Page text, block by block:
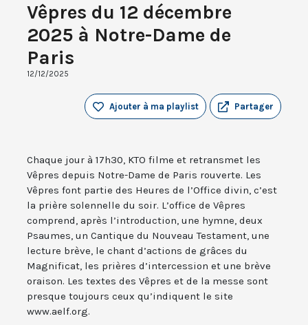
Vêpres du 12 décembre
2025 à Notre-Dame de
Paris
12/12/2025
Partager
Ajouter à ma playlist
Chaque jour à 17h30, KTO filme et retransmet les
Vêpres depuis Notre-Dame de Paris rouverte. Les
Vêpres font partie des Heures de l’Office divin, c’est
la prière solennelle du soir. L’office de Vêpres
comprend, après l’introduction, une hymne, deux
Psaumes, un Cantique du Nouveau Testament, une
lecture brève, le chant d’actions de grâces du
Magnificat, les prières d’intercession et une brève
oraison. Les textes des Vêpres et de la messe sont
presque toujours ceux qu’indiquent le site
www.aelf.org.